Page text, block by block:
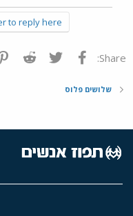
to reply here.
Share: פייסבוק Twitter
שלושים פלוס